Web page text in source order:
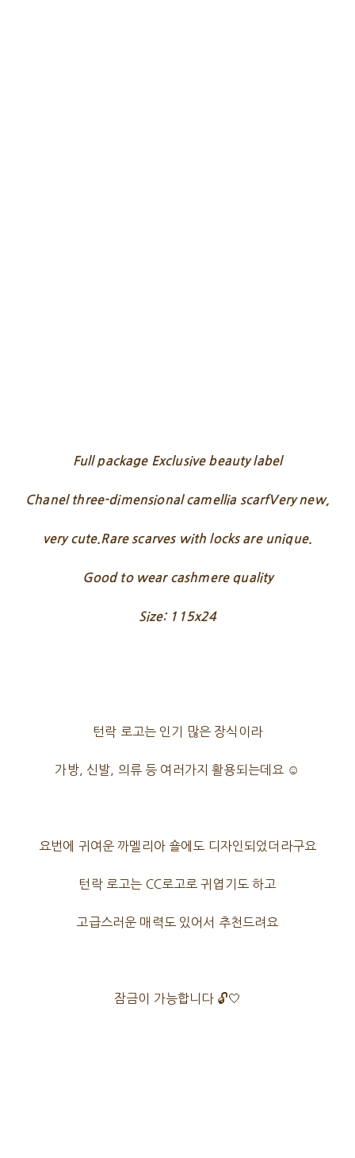
Full package Exclusive beauty label
Chanel three-dimensional camellia scarfVery new,
very cute.Rare scarves with locks are unique.
Good to wear cashmere quality
Size: 115x24
턴락 로고는 인기 많은 장식이라
가방, 신발, 의류 등 여러가지 활용되는데요 ☺
요번에 귀여운 까멜리아 숄에도 디자인되었더라구요
턴락 로고는 CC로고로 귀엽기도 하고
고급스러운 매력도 있어서 추천드려요
잠금이 가능합니다 🔓🤍